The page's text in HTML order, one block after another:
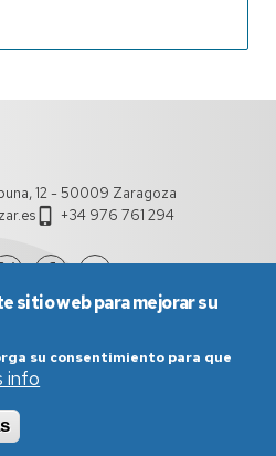
12 - 50009 Zaragoza
+34 976 761 294
generales de uso
sitio web para mejorar su
su consentimiento para que
info